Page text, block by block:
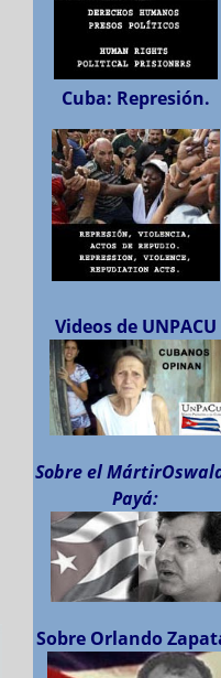
Cuba: Represión.
Videos de UNPACU
Sobre el
Payá:
Sobre Orlando